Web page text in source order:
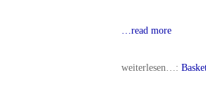
…read more
weiterlesen…: